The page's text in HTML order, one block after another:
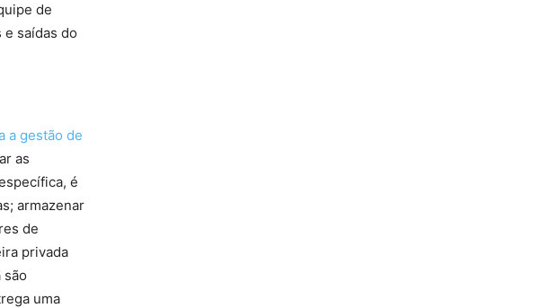
de
saídas do
a gestão de
as
é
armazenar
de
privada
são
uma